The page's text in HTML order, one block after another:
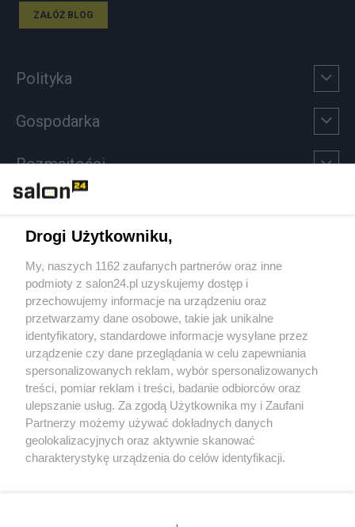
ZAŁÓŻ BLOG
Polityka
Gospodarka
Rozmaitości
Sport
Społeczeństwo
Kultura
X Facebook Instagram Youtube
Drogi Użytkowniku,
My, naszych 1162 zaufanych partnerów oraz inne
podmioty z salon24.pl uzyskujemy dostęp i
przechowujemy informacje na urządzeniu oraz
przetwarzamy dane osobowe, takie jak unikalne
identyfikatory, standardowe informacje wysyłane przez
urządzenie czy dane przeglądania w celu zapewniania
spersonalizowanych reklam, wybór spersonalizowanych
treści, pomiar reklam i treści, badanie odbiorców oraz
ulepszanie usług. Za zgodą Użytkownika my i Zaufani
Partnerzy możemy używać dokładnych danych
geolokalizacyjnych oraz aktywnie skanować
charakterystykę urządzenia do celów identyfikacji.